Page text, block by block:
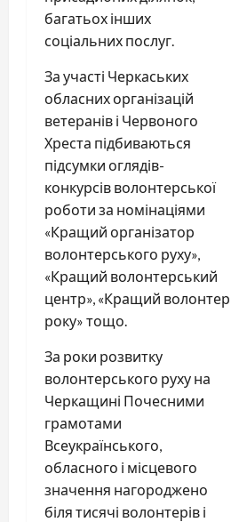
багатьох інших
соціальних послуг.
За участі Черкаських
обласних організацій
ветеранів і Червоного
Хреста підбиваються
підсумки оглядів-
конкурсів волонтерської
роботи за номінаціями
«Кращий організатор
волонтерського руху»,
«Кращий волонтерський
центр», «Кращий волонтер
року» тощо.
За роки розвитку
волонтерського руху на
Черкащині Почесними
грамотами
Всеукраїнського,
обласного і місцевого
значення нагороджено
біля тисячі волонтерів і